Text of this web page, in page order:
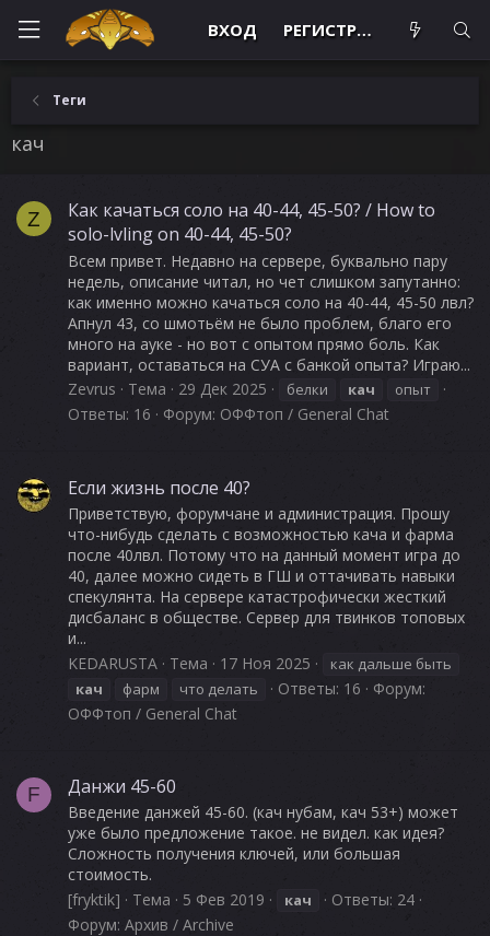
ВХОД РЕГИСТРАЦИЯ
Теги
кач
Z
Как качаться соло на 40-44, 45-50? / How to
solo-lvling on 40-44, 45-50?
Всем привет. Недавно на сервере, буквально пару
недель, описание читал, но чет слишком запутанно:
как именно можно качаться соло на 40-44, 45-50 лвл?
Апнул 43, со шмотьём не было проблем, благо его
много на ауке - но вот с опытом прямо боль. Как
вариант, оставаться на СУА с банкой опыта? Играю...
Zevrus
Тема 29 Дек 2025 белки кач опыт
Ответы: 16 Форум: ОФФтоп / General Chat
Если жизнь после 40?
Приветствую, форумчане и администрация. Прошу
что-нибудь сделать с возможностью кача и фарма
после 40лвл. Потому что на данный момент игра до
40, далее можно сидеть в ГШ и оттачивать навыки
спекулянта. На сервере катастрофически жесткий
дисбаланс в обществе. Сервер для твинков топовых
и...
KEDARUSTA
Тема 17 Ноя 2025
как дальше быть
кач
фарм что делать Ответы: 16
Форум:
ОФФтоп / General Chat
F Данжи 45-60
Введение данжей 45-60. (кач нубам, кач 53+) может
уже было предложение такое. не видел. как идея?
Сложность получения ключей, или большая
стоимость.
[fryktik]
Тема 5 Фев 2019 кач
Ответы: 24
Форум: Архив / Archive